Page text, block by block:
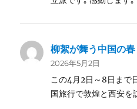
柳絮が舞う中国の春
2026年5月2日
この4月2日～8日まで
国旅行で敦煌と西安を